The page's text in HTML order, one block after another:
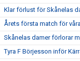
Klar förlust för Skånelas
Årets första match för
Skånelas damer förlorar
Tyra F Börjesson inför